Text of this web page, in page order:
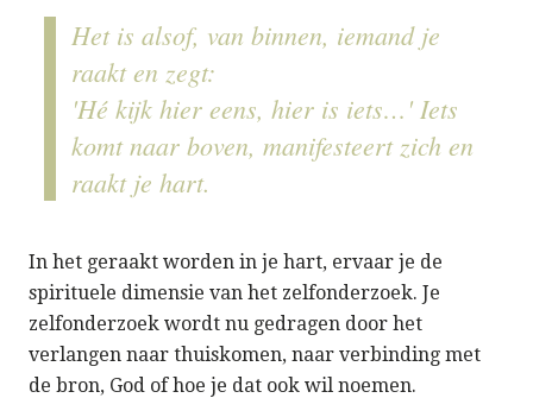
Het is alsof, van binnen, iemand je
raakt en zegt:
'Hé kijk hier eens, hier is iets…' Iets
komt naar boven, manifesteert zich en
raakt je hart.
In het geraakt worden in je hart, ervaar je de
spirituele dimensie van het zelfonderzoek. Je
zelfonderzoek wordt nu gedragen door het
verlangen naar thuiskomen, naar verbinding met
de bron, God of hoe je dat ook wil noemen.